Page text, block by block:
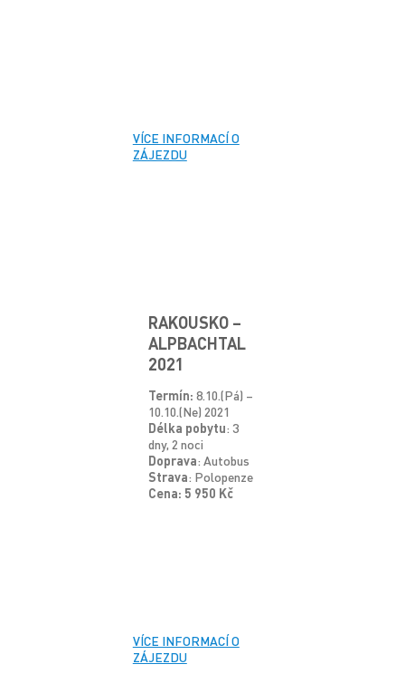
VÍCE INFORMACÍ O
ZÁJEZDU
RAKOUSKO –
ALPBACHTAL
2021
Termín: 8.10.(Pá) –
10.10.(Ne) 2021
Délka pobytu: 3
dny, 2 noci
Doprava: Autobus
Strava: Polopenze
Cena: 5 950 Kč
VÍCE INFORMACÍ O
ZÁJEZDU